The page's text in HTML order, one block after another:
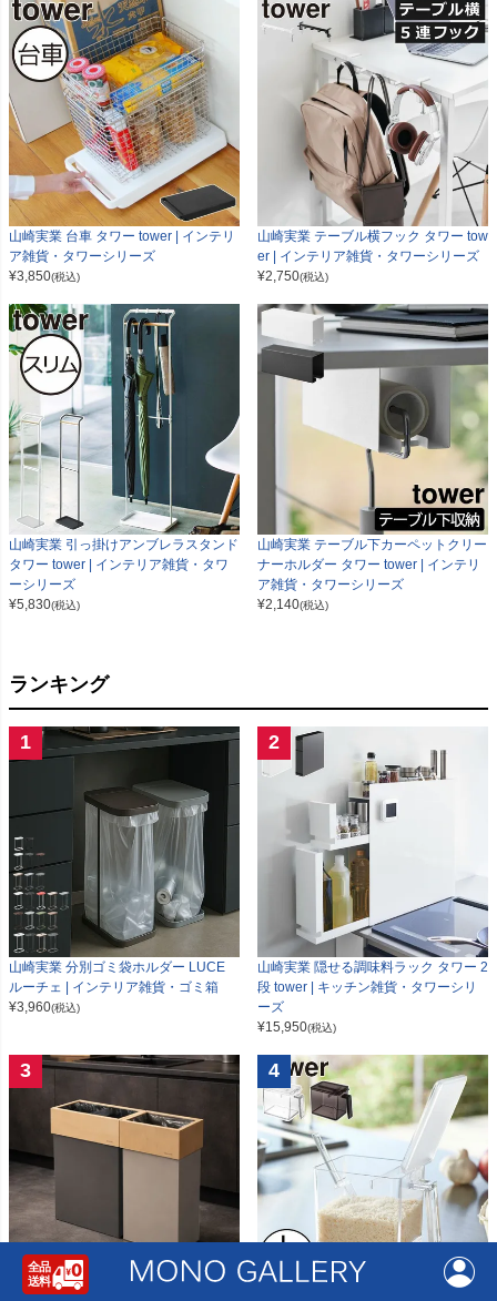
山崎実業 台車 タワー tower | インテリ
ア雑貨・タワーシリーズ
¥3,850(税込)
山崎実業 テーブル横フック タワー tow
er | インテリア雑貨・タワーシリーズ
¥2,750(税込)
山崎実業 引っ掛けアンブレラスタンド
タワー tower | インテリア雑貨・タワ
ーシリーズ
¥5,830(税込)
山崎実業 テーブル下カーペットクリー
ナーホルダー タワー tower | インテリ
ア雑貨・タワーシリーズ
¥2,140(税込)
ランキング
1
山崎実業 分別ゴミ袋ホルダー LUCE
ルーチェ | インテリア雑貨・ゴミ箱
¥3,960(税込)
2
山崎実業 隠せる調味料ラック タワー 2
段 tower | キッチン雑貨・タワーシリ
ーズ
¥15,950(税込)
3
W CUBE ダブルキューブ | インテリア
4